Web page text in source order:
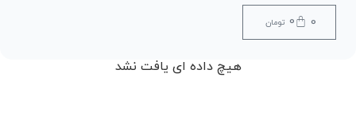
ادبیات
ادبیات
0 تومان 0
هیچ داده ای یافت نشد